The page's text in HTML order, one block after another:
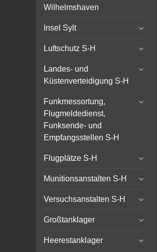
Wilhelmshaven
Insel Sylt
expand
menu
Luftschutz S-H
expand
menu
Landes- und
Küstenverteidigung S-H
expand
Funkmessortung,
Flugmeldedienst,
Funksende- und
Empfangsstellen S-H
expand
Flugplätze S-H
expand
menu
Munitionsanstalten S-H
expand
menu
Versuchsanstalten S-H
expand
menu
Großtanklager
expand
menu
Heerestanklager
expand